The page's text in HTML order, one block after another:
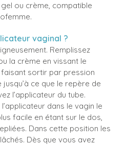
ou crème, compatible
vaginal ?
Remplissez
la crème en vissant le
sortir par pression
ce que le repère de
l’applicateur du tube.
dans le vagin le
facile en étant sur le dos,
Dans cette position les
Dès que vous avez